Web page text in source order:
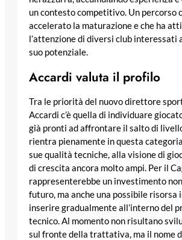
un contesto competitivo. Un percorso
accelerato la maturazione e che ha
l’attenzione di diversi club interessati
suo potenziale.
Accardi valuta il profilo
Tra le priorità del nuovo direttore
Accardi c’è quella di individuare
già pronti ad affrontare il salto di
rientra pienamente in questa
sue qualità tecniche, alla visione di
di crescita ancora molto ampi. Per il
rappresenterebbe un investimento
futuro, ma anche una possibile risorsa
inserire gradualmente all’interno del
tecnico. Al momento non risultano
sul fronte della trattativa, ma il nome